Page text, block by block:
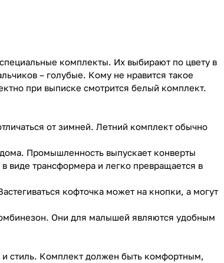
комплекты. Их выбирают по цвету в
– голубые. Кому не нравится такое
при выписке смотрится белый комплект.
от зимней. Летний комплект обычно
Промышленность выпускает конверты
виде трансформера и легко превращается в
кофточка может на кнопки, а могут
Они для малышей являются удобным
стиль. Комплект должен быть комфортным,